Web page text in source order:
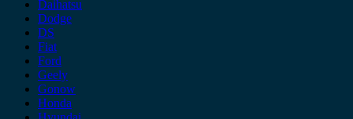
Daihatsu
Dodge
DS
Fiat
Ford
Geely
Gonow
Honda